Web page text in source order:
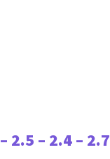
2.5 – 2.4 – 2.7